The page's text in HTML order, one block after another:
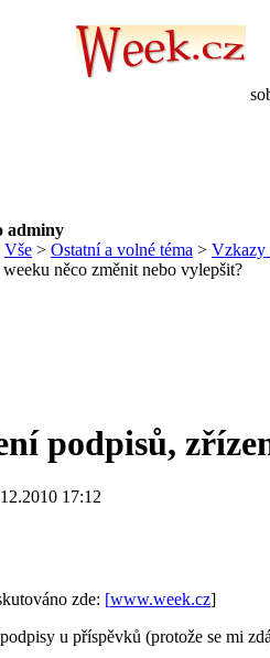
adminy
Vše > Ostatní a volné téma > Vzkazy
weeku něco změnit nebo vylepšit?
podpisů,
17:12
zde: [www.week.cz]
u příspěvků (protože se mi